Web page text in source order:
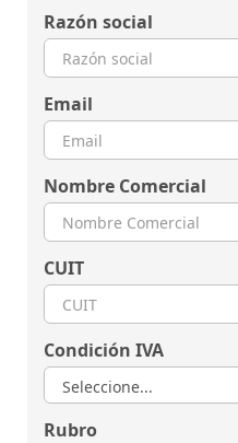
Razón social
Email
Nombre Comercial
CUIT
Condición IVA
Rubro